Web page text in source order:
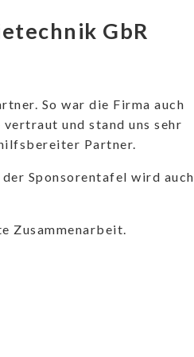
GbR
So war die Firma auch
und stand uns sehr
Partner.
Sponsorentafel wird auch
Zusammenarbeit.